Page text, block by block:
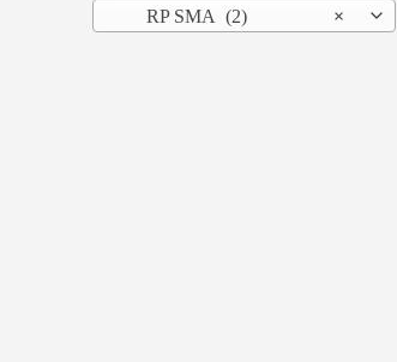
×
RP SMA (2)